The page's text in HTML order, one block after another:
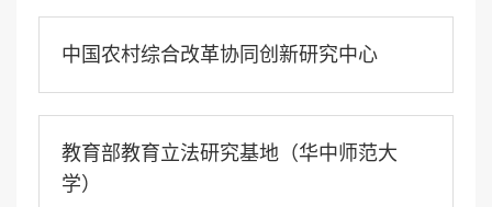
中国农村综合改革协同创新研究中心
教育部教育立法研究基地（华中师范大
学）